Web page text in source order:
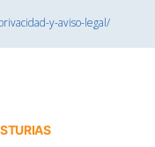
y-aviso-legal/